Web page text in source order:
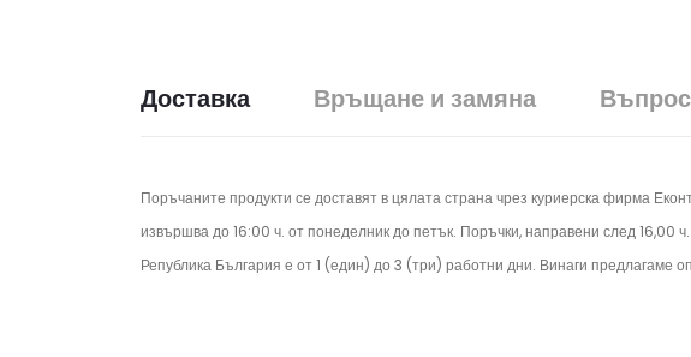
Доставка Връщане и замяна
Поръчаните продукти се доставят в цялата страна чрез куриерска фирма
извършва до 16:00 ч. от понеделник до петък. Поръчки, направени след 16,00
Република България е от 1 (един) до 3 (три) работни дни. Винаги предлагаме